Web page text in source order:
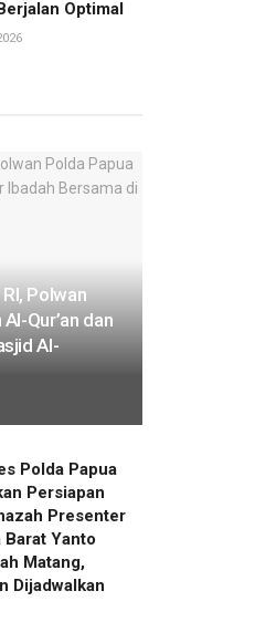
Optimal
Polwan
Qur’an dan
Al-
Polda Papua
Persiapan
Presenter
Barat Yanto
Matang,
Dijadwalkan